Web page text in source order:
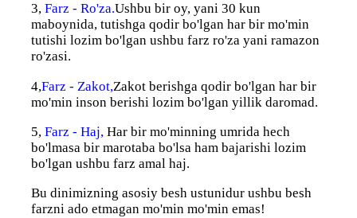
3, Farz - Ro'za.Ushbu bir oy, yani 30 kun
maboynida, tutishga qodir bo'lgan har bir mo'min
tutishi lozim bo'lgan ushbu farz ro'za yani ramazon
ro'zasi.
4,Farz - Zakot,Zakot berishga qodir bo'lgan har bir
mo'min inson berishi lozim bo'lgan yillik daromad.
5, Farz - Haj, Har bir mo'minning umrida hech
bo'lmasa bir marotaba bo'lsa ham bajarishi lozim
bo'lgan ushbu farz amal haj.
Bu dinimizning asosiy besh ustunidur ushbu besh
farzni ado etmagan mo'min mo'min emas!